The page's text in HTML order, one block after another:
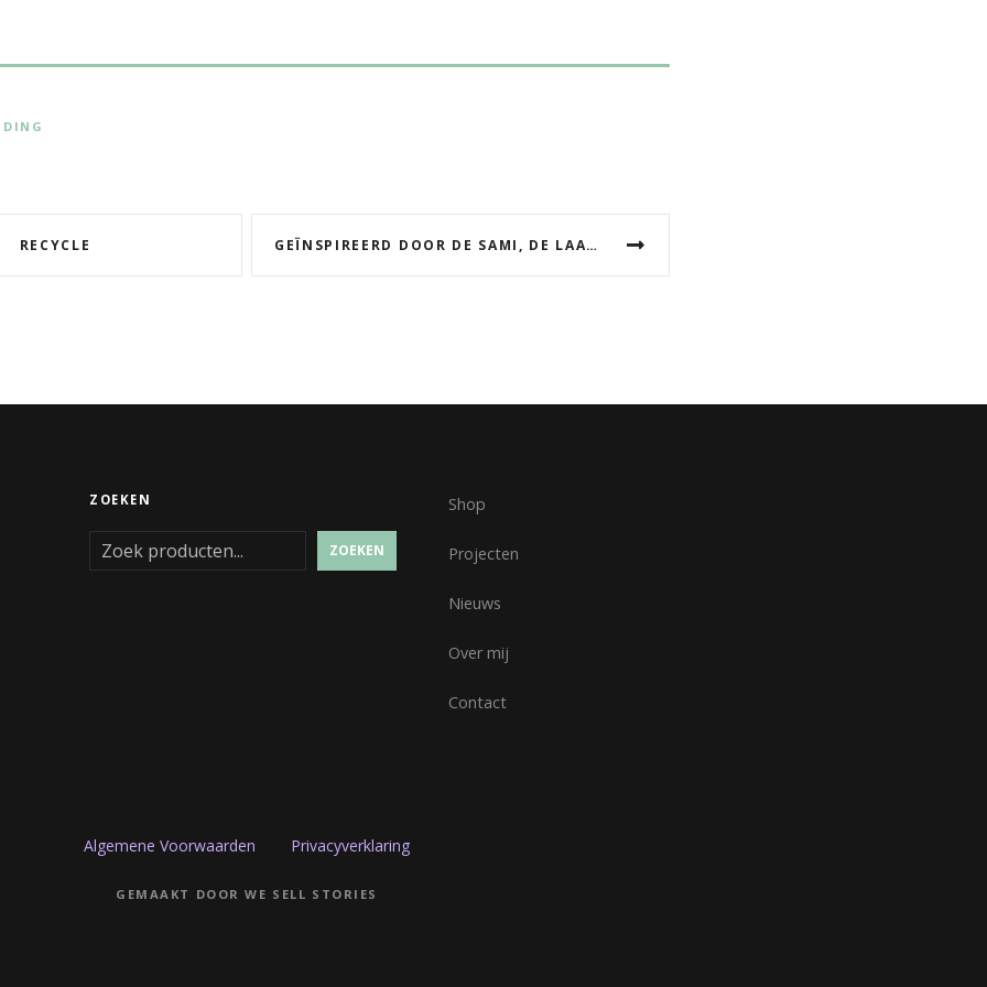
RECYCLE GEÏNSPIREERD DOOR DE SAMI, DE LAATSTE INHEEMSE BEVOLKING VAN EUROPA.
ZOEKEN
ZOEKEN
Shop
Projecten
Nieuws
Over mij
Contact
Algemene Voorwaarden Privacyverklaring
GEMAAKT DOOR WE SELL STORIES